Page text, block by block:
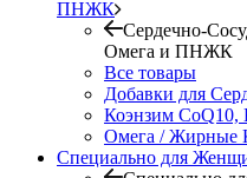
ПНЖК
Сердечно-
Омега и ПНЖК
Все товары
Добавки для
Коэнзим CoQ10,
Омега / Жирные
Специально для